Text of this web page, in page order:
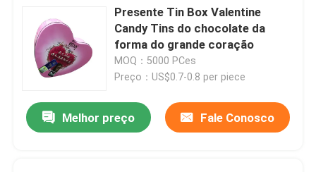
Presente Tin Box Valentine
Candy Tins do chocolate da
forma do grande coração
MOQ：5000 PCes
Preço：US$0.7-0.8 per piece
Melhor preço Fale Conosco